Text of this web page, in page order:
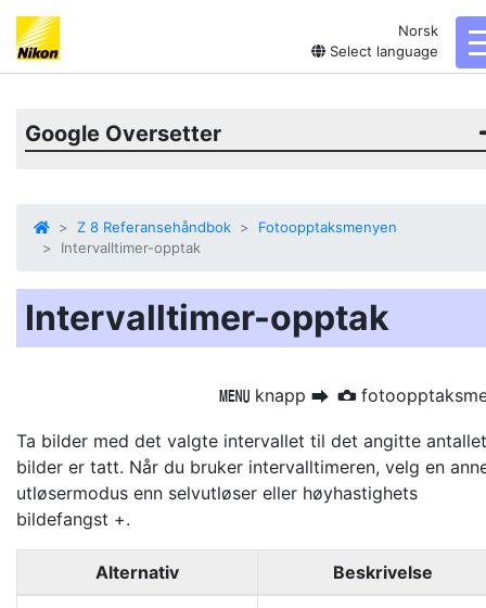
Norsk
Select language
Google Oversetter
Z 8 Referansehåndbok
Fotoopptaksmenyen
Intervalltimer-opptak
Intervalltimer-opptak
G knapp U C
Ta bilder med det valgte intervallet til det angitte antallet
bilder er tatt. Når du bruker intervalltimeren, velg en
utløsermodus enn selvutløser eller høyhastighets
bildefangst +.
Alternativ Beskrivelse